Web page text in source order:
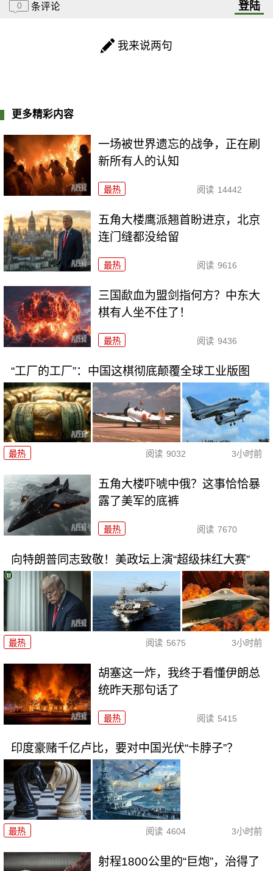
0 条评论 登陆
我来说两句
更多精彩内容
一场被世界遗忘的战争，正在刷
新所有人的认知
最热 阅读 14442
五角大楼鹰派翘首盼进京，北京
连门缝都没给留
最热 阅读 9616
三国歃血为盟剑指何方？中东大
棋有人坐不住了！
最热 阅读 9436
“工厂的工厂”：中国这棋彻底颠覆全球工业版图
最热 阅读 9032 3小时前
五角大楼吓唬中俄？这事恰恰暴
露了美军的底裤
最热 阅读 7670
向特朗普同志致敬！美政坛上演“超级抹红大赛”
最热 阅读 5675 3小时前
胡塞这一炸，我终于看懂伊朗总
统昨天那句话了
最热 阅读 5415
印度豪赌千亿卢比，要对中国光伏“卡脖子”？
最热 阅读 4604 3小时前
射程1800公里的“巨炮”，治得了